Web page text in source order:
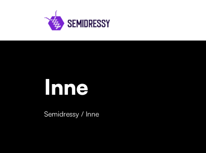
Inne
Semidressy / Inne